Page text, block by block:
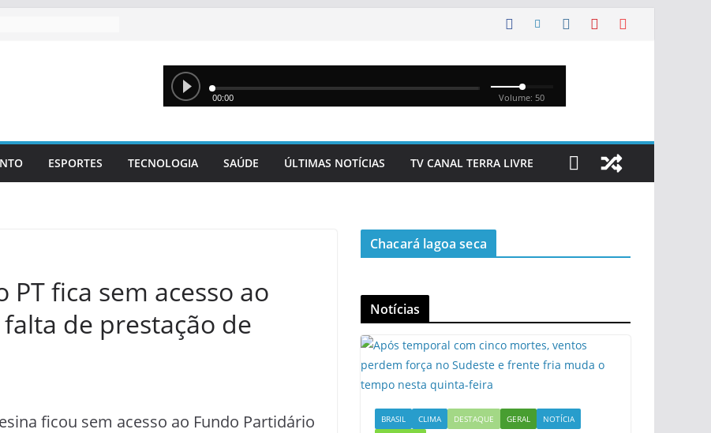
ESPORTES TECNOLOGIA SAÚDE ÚLTIMAS NOTÍCIAS TV CANAL TERRA LIVRE
fica sem acesso ao
de prestação de
ficou sem acesso ao Fundo Partidário
Chacará lagoa seca
Notícias
BRASIL CLIMA DESTAQUE GERAL
NOTÍCIA